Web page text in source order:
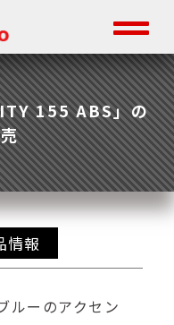
155 ABS」の
情報
ルーのアクセン